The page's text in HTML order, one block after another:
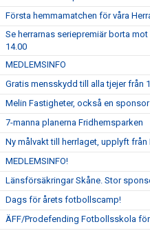
Första hemmamatchen för våra
Se herrarnas seriepremiär borta mot
14.00
MEDLEMSINFO
Gratis mensskydd till alla tjejer från
Melin Fastigheter, också en
7-manna planerna Fridhemsparken
Ny målvakt till herrlaget, upplyft från
MEDLEMSINFO!
Länsförsäkringar Skåne. Stor
Dags för årets fotbollscamp!
ÄFF/Prodefending Fotbollsskola